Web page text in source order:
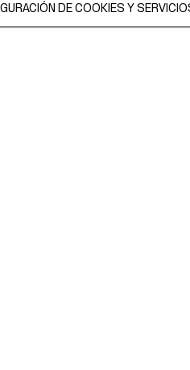
protegido por copyright y es
AB
DE COOKIES Y